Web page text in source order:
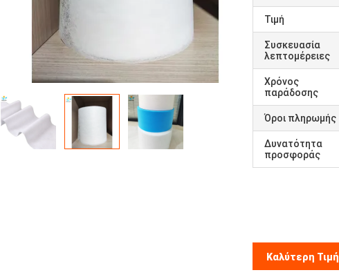
Τιμή
Συσκευασία
λεπτομέρειες
Χρόνος
παράδοσης
Όροι πληρωμής
Δυνατότητα
προσφοράς
Καλύτερη Τιμή